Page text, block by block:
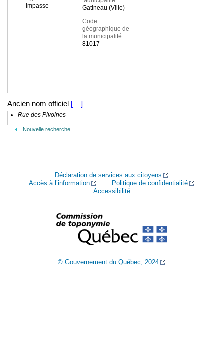
Impasse
Gatineau (Ville)
Code
géographique de
la municipalité
81017
Ancien nom officiel [ – ]
Rue des Pivoines
Nouvelle recherche
Déclaration de services aux citoyens
Accès à l’information
Politique de confidentialité
Accessibilité
© Gouvernement du Québec, 2024